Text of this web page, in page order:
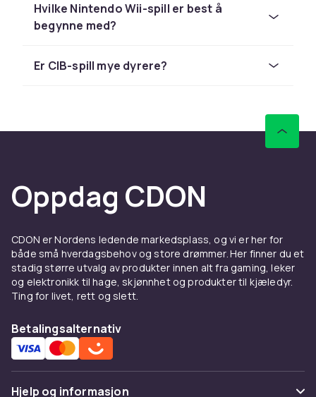
Spill i originalemballasje (CIB) med manual er
mest verdifulle. Løse spill er billigere og gir den
Hos CDON finner du et bredt sortiment av
konkurransedyktige priser. Rask levering og
trygg handel.
med aktive communities og samlerbørser.
HDMI-adaptere og flash-kassetter gjør det
på moderne maskinvare.
Spill i originalemballasje (CIB) med manual er
mest verdifulle. Løse spill er billigere og gir den
samme spillopplevelsen. Sjekk alltid at
Utvalget av retrospill oppdateres løpende.
Sjekk sortimentet regelmessig for sjeldne
titler.
Hvilke Nintendo Wii-spill er best å
begynne med?
Er CIB-spill mye dyrere?
Oppdag CDON
CDON er Nordens ledende markedsplass, og vi er her for
både små hverdagsbehov og store drømmer. Her finner du et
stadig større utvalg av produkter innen alt fra gaming, leker
og elektronikk til hage, skjønnhet og produkter til kjæledyr.
Ting for livet, rett og slett.
Betalingsalternativ
Hjelp og informasjon